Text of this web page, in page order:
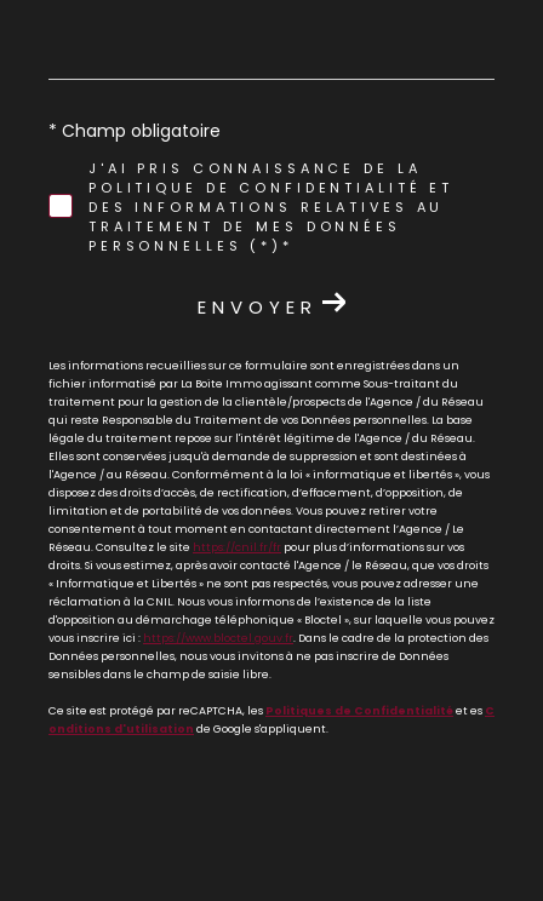
J'AI PRIS CONNAISSANCE DE LA
POLITIQUE DE CONFIDENTIALITÉ ET
DES INFORMATIONS RELATIVES AU
TRAITEMENT DE MES DONNÉES
PERSONNELLES (*)*
* Champ obligatoire
ENVOYER
Les informations recueillies sur ce formulaire sont enregistrées dans un
fichier informatisé par La Boite Immo agissant comme Sous-traitant du
traitement pour la gestion de la clientèle/prospects de l'Agence / du Réseau
qui reste Responsable du Traitement de vos Données personnelles. La base
légale du traitement repose sur l'intérêt légitime de l'Agence / du Réseau.
Elles sont conservées jusqu'à demande de suppression et sont destinées à
l'Agence / au Réseau. Conformément à la loi « informatique et libertés », vous
disposez des droits d’accès, de rectification, d’effacement, d’opposition, de
limitation et de portabilité de vos données. Vous pouvez retirer votre
consentement à tout moment en contactant directement l’Agence / Le
Réseau. Consultez le site https://cnil.fr/fr pour plus d’informations sur vos
droits. Si vous estimez, après avoir contacté l'Agence / le Réseau, que vos droits
« Informatique et Libertés » ne sont pas respectés, vous pouvez adresser une
réclamation à la CNIL. Nous vous informons de l’existence de la liste
d'opposition au démarchage téléphonique « Bloctel », sur laquelle vous pouvez
vous inscrire ici : https://www.bloctel.gouv.fr. Dans le cadre de la protection des
Données personnelles, nous vous invitons à ne pas inscrire de Données
sensibles dans le champ de saisie libre.
Ce site est protégé par reCAPTCHA, les Politiques de Confidentialitéet es C
onditions d'utilisation de Google s'appliquent.